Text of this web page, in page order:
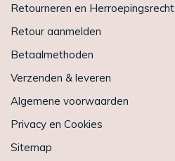
Retourneren en Herroepingsrecht
Retour aanmelden
Betaalmethoden
Verzenden & leveren
Algemene voorwaarden
Privacy en Cookies
Sitemap